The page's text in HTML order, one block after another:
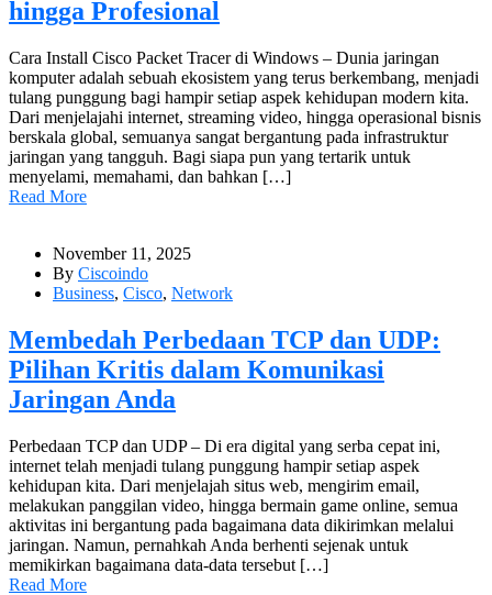
hingga Profesional
Cara Install Cisco Packet Tracer di Windows – Dunia jaringan
komputer adalah sebuah ekosistem yang terus berkembang, menjadi
tulang punggung bagi hampir setiap aspek kehidupan modern kita.
Dari menjelajahi internet, streaming video, hingga operasional bisnis
berskala global, semuanya sangat bergantung pada infrastruktur
jaringan yang tangguh. Bagi siapa pun yang tertarik untuk
menyelami, memahami, dan bahkan […]
Read More
November 11, 2025
By Ciscoindo
Business, Cisco, Network
Membedah Perbedaan TCP dan UDP:
Pilihan Kritis dalam Komunikasi
Jaringan Anda
Perbedaan TCP dan UDP – Di era digital yang serba cepat ini,
internet telah menjadi tulang punggung hampir setiap aspek
kehidupan kita. Dari menjelajah situs web, mengirim email,
melakukan panggilan video, hingga bermain game online, semua
aktivitas ini bergantung pada bagaimana data dikirimkan melalui
jaringan. Namun, pernahkah Anda berhenti sejenak untuk
memikirkan bagaimana data-data tersebut […]
Read More